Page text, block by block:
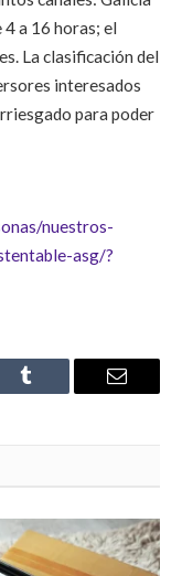
a 16 horas; el
La clasificación del
interesados
para poder
nuestros-
asg/?
Tumblr Email